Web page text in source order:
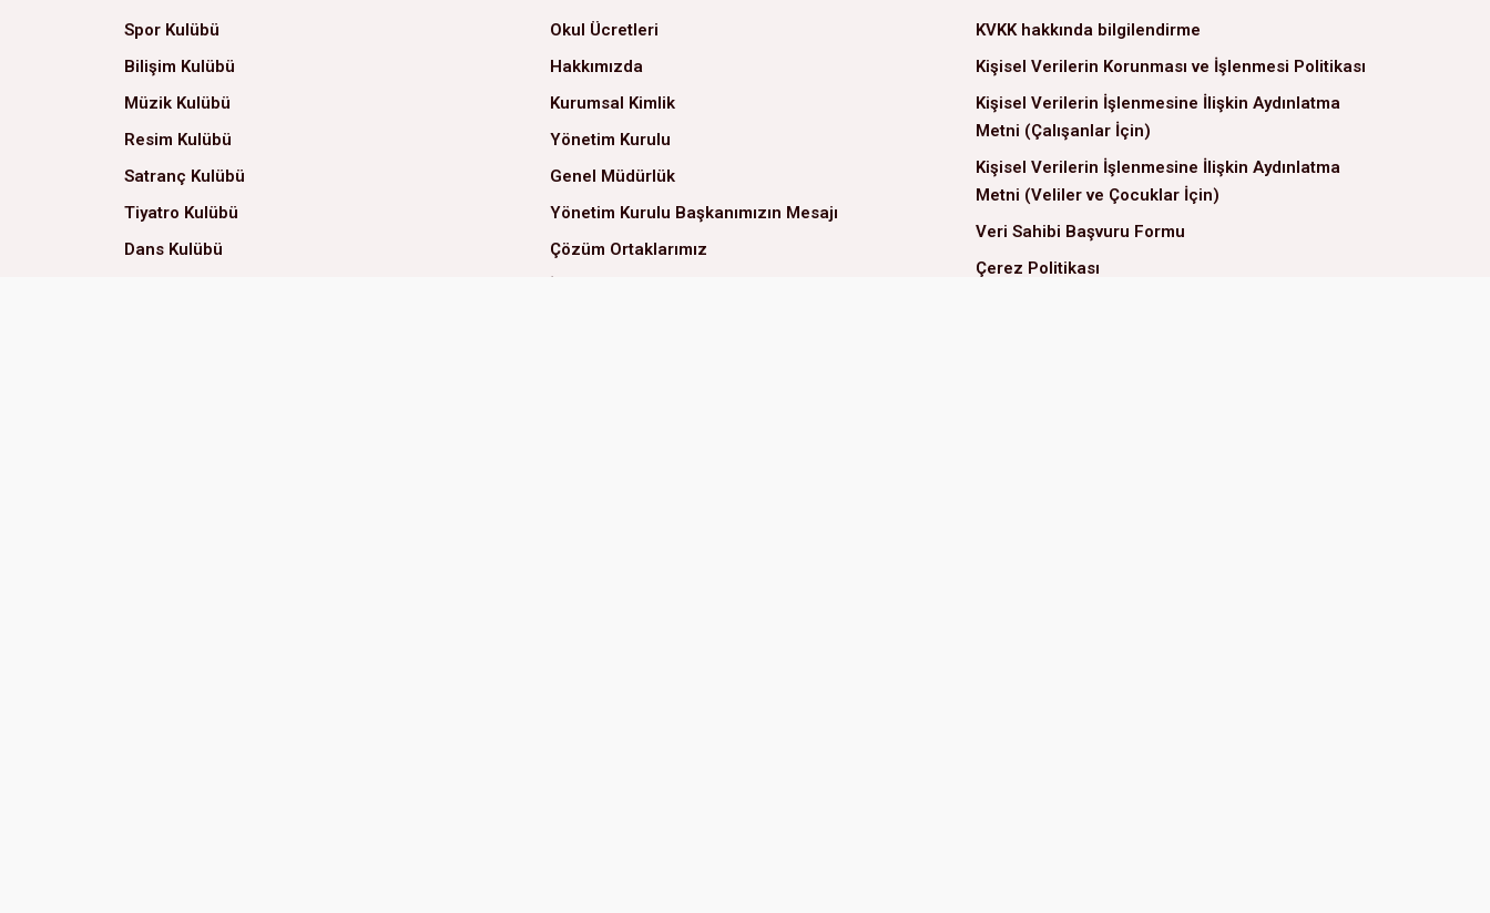
Spor Kulübü
Bilişim Kulübü
Müzik Kulübü
Resim Kulübü
Satranç Kulübü
Tiyatro Kulübü
Dans Kulübü
Okul Ücretleri
Hakkımızda
Kurumsal Kimlik
Yönetim Kurulu
Genel Müdürlük
Yönetim Kurulu Başkanımızın Mesajı
Çözüm Ortaklarımız
KVKK hakkında bilgilendirme
Kişisel Verilerin Korunması ve İşlenmesi Politikası
Kişisel Verilerin İşlenmesine İlişkin Aydınlatma
Metni (Çalışanlar İçin)
Kişisel Verilerin İşlenmesine İlişkin Aydınlatma
Metni (Veliler ve Çocuklar İçin)
Veri Sahibi Başvuru Formu
Çerez Politikası